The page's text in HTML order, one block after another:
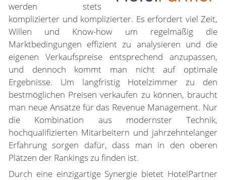
werden stets
komplizierter und komplizierter. Es erfordert viel Zeit,
Willen und Know-how um regelmäßig die
Marktbedingungen effizient zu analysieren und die
eigenen Verkaufspreise entsprechend anzupassen,
und dennoch kommt man nicht auf optimale
Ergebnisse. Um langfristig Hotelzimmer zu den
bestmöglichen Preisen verkaufen zu können, braucht
man neue Ansätze für das Revenue Management. Nur
die Kombination aus modernster Technik,
hochqualifizierten Mitarbeitern und jahrzehntelanger
Erfahrung sorgen dafür, dass man in den oberen
Plätzen der Rankings zu finden ist.
Durch eine einzigartige Synergie bietet HotelPartner